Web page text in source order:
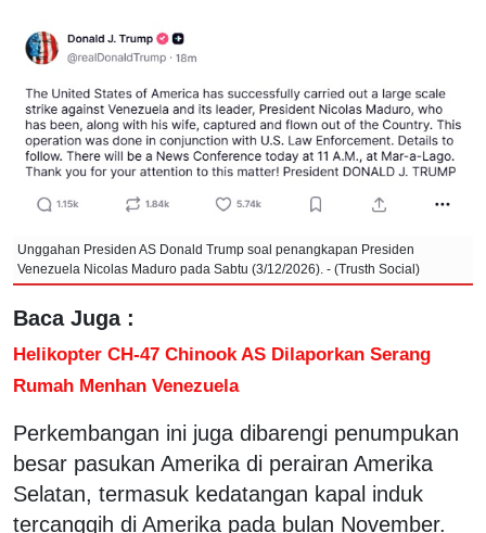
Unggahan Presiden AS Donald Trump soal penangkapan Presiden
Venezuela Nicolas Maduro pada Sabtu (3/12/2026). - (Trusth Social)
Baca Juga :
Helikopter CH-47 Chinook AS Dilaporkan Serang
Rumah Menhan Venezuela
Perkembangan ini juga dibarengi penumpukan
besar pasukan Amerika di perairan Amerika
Selatan, termasuk kedatangan kapal induk
tercanggih di Amerika pada bulan November.